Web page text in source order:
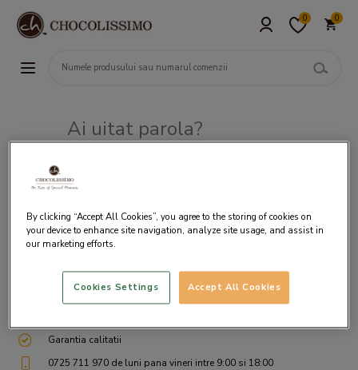
0 0
Ai uitat parola?
Livrare gratuita incepand cu 200 lei
Garantia calitatii
0725 711 970 de luni pana vineri intre 9:00 si 18:00
By clicking “Accept All Cookies”, you agree to the storing of cookies on
your device to enhance site navigation, analyze site usage, and assist in
our marketing efforts.
Accept All Cookies
Cookies Settings